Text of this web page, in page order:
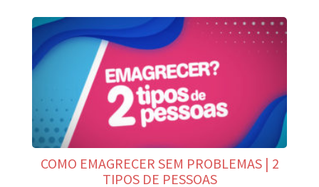
COMO EMAGRECER SEM PROBLEMAS | 2
TIPOS DE PESSOAS